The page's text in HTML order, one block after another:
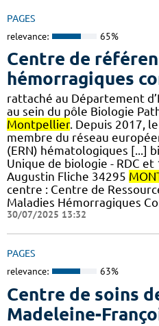
PAGES
relevance: 65%
Centre de
hémorragiques
rattaché au Département
au sein du pôle Biologie
Montpellier. Depuis 2017,
membre du réseau
(ERN) hématologiques [...]
Unique de biologie - RDC
Augustin Fliche 34295
centre : Centre de
Maladies Hémorragiques
30/07/2025 13:32
PAGES
relevance: 63%
Centre de soins
Madeleine-